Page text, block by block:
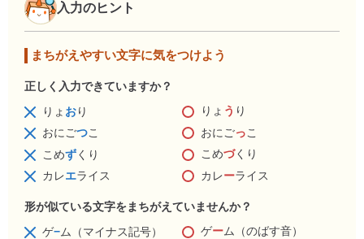
入力のヒント
まちがえやすい文字に気をつけよう
正しく入力できていますか？
りょ おり りょ う り
おにごつこ おにごっこ
こめずくり こめづくり
カレエライス カレーライス
形が似ている文字をまちがえていませんか？
ゲ−ム（マイナス記号） ゲーム（のばす音）